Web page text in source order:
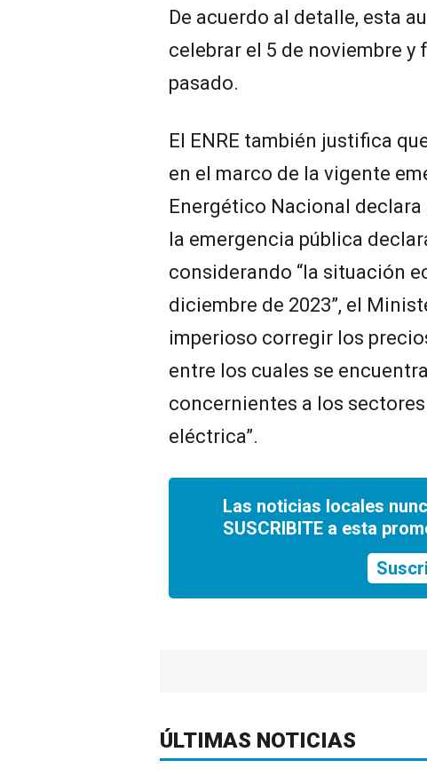
De acuerdo al detalle, esta
celebrar el 5 de noviembre y
pasado.
El ENRE también justifica
en el marco de la vigente
Energético Nacional declara
la emergencia pública
considerando “la situación
diciembre de 2023”, el
imperioso corregir los
entre los cuales se
concernientes a los
eléctrica”.
Las noticias locales
SUSCRIBITE a esta
ÚLTIMAS NOTICIAS